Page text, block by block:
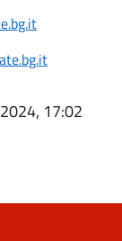
17:02